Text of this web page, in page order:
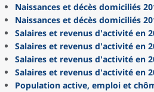
Naissances et décès domiciliés
Naissances et décès domiciliés
Salaires et revenus d'activité en
Salaires et revenus d'activité en
Salaires et revenus d'activité en
Salaires et revenus d'activité en
Population active, emploi et